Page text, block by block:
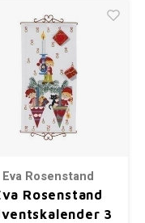
Eva Rosenstand
Rosenstand
3